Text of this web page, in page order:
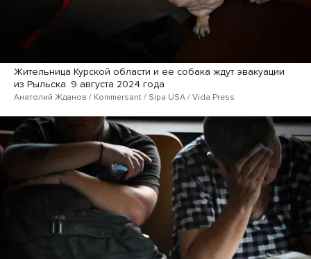
Жительница Курской области и ее собака ждут эвакуации
из Рыльска. 9 августа 2024 года
Анатолий Жданов / Kommersant / Sipa USA / Vida Press